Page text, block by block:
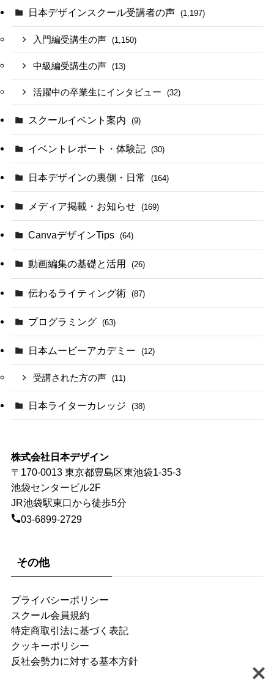
日本デザインスクール受講者の声 (1,197)
入門編受講生の声 (1,150)
中級編受講生の声 (13)
活躍中の卒業生にインタビュー (32)
スクールイベント案内 (9)
イベントレポート・体験記 (30)
日本デザインの裏側・日常 (164)
メディア掲載・お知らせ (169)
CanvaデザインTips (64)
動画編集の基礎と活用 (26)
伝わるライティング術 (87)
プログラミング (63)
日本ムービーアカデミー (12)
受講された方の声 (11)
日本ライターカレッジ (38)
株式会社日本デザイン
〒170-0013 東京都豊島区東池袋1-35-3
池袋センタービル2F
JR池袋駅東口から徒歩5分
03-6899-2729
その他
プライバシーポリシー
スクール会員規約
特定商取引法に基づく表記
クッキーポリシー
反社会勢力に対する基本方針